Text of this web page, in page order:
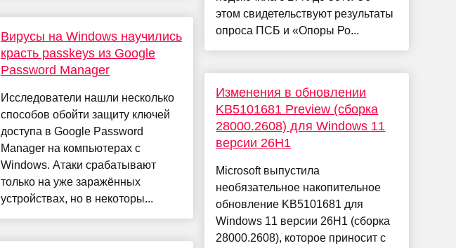
Вирусы на Windows научились
красть passkeys из Google
Password Manager
Исследователи нашли несколько
способов обойти защиту ключей
доступа в Google Password
Manager на компьютерах с
Windows. Атаки срабатывают
только на уже заражённых
устройствах, но в некоторы...
этом свидетельствуют результаты
опроса ПСБ и «Опоры Ро...
Изменения в обновлении
KB5101681 Preview (сборка
28000.2608) для Windows 11
версии 26H1
Microsoft выпустила
необязательное накопительное
обновление KB5101681 для
Windows 11 версии 26H1 (сборка
28000.2608), которое приносит с